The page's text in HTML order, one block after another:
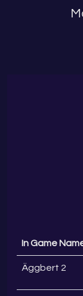
In Game
Äggbert 2